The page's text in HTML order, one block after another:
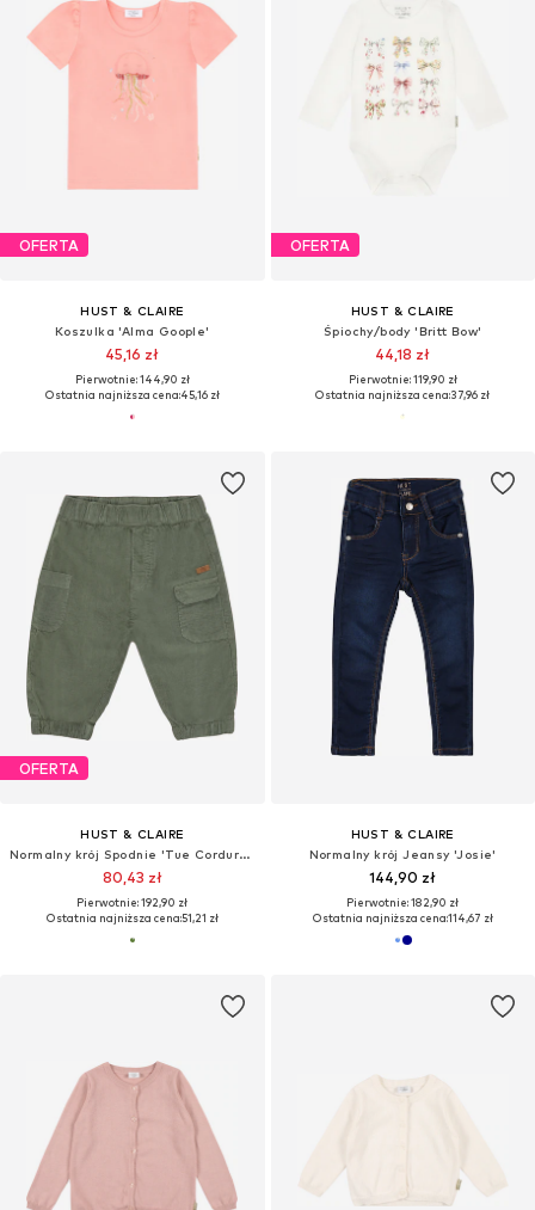
OFERTA
HUST & CLAIRE
Koszulka 'Alma Goople'
45,16 zł
Pierwotnie: 144,90 zł
Ostatnia najniższa cena:45,16 zł
OFERTA
HUST & CLAIRE
Śpiochy/body 'Britt Bow'
44,18 zł
Pierwotnie: 119,90 zł
Ostatnia najniższa cena:37,96 zł
OFERTA
HUST & CLAIRE
Normalny krój Spodnie 'Tue Corduroy'
80,43 zł
Pierwotnie: 192,90 zł
Ostatnia najniższa cena:51,21 zł
HUST & CLAIRE
Normalny krój Jeansy 'Josie'
144,90 zł
Pierwotnie: 182,90 zł
Ostatnia najniższa cena:114,67 zł